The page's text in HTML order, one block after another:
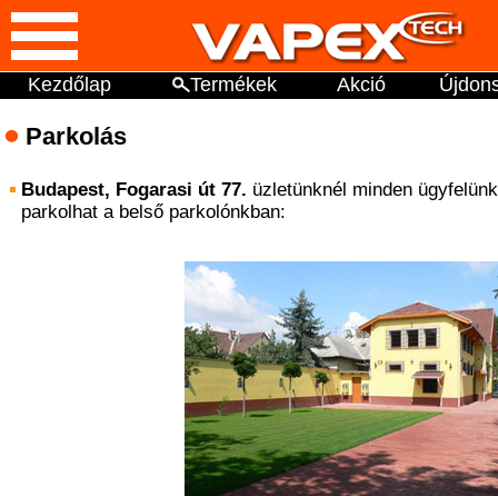
Kezdőlap Termékek Akció
Parkolás
Budapest, Fogarasi út 77. üzletünknél minden
parkolhat a belső parkolónkban: